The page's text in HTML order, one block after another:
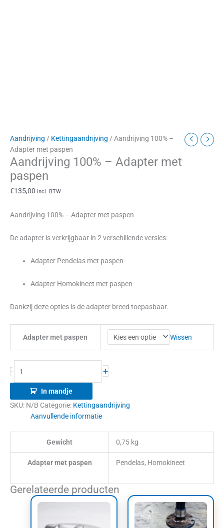
Aandrijving / Kettingaandrijving / Aandrijving 100% –
Adapter met paspen
Aandrijving 100% – Adapter met
paspen
€135,00 incl. BTW
Aandrijving 100% – Adapter met paspen
De adapter is verkrijgbaar in 2 verschillende versies:
Adapter Pendelas met paspen
Adapter Homokineet met paspen
Dankzij deze opties is de adapter breed toepasbaar.
Adapter met paspen Wissen
- +
In mandje
SKU: N/B Categorie: Kettingaandrijving
Aanvullende informatie
Gewicht 0,75 kg
Adapter met paspen Pendelas, Homokineet
Gerelateerde producten
€1.297,73
tot
€1.727,28
Dit
product
heeft